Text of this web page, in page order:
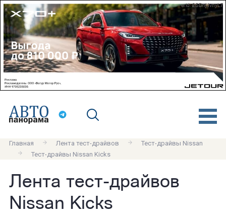
erid: 2SDnjdvnyL7
Главная Лента тест-драйвов
Тест-драйвы Nissan
Тест-драйвы Nissan Kicks
Лента тест-драйвов
Nissan Kicks